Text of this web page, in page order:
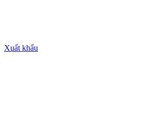
Xuất khẩu